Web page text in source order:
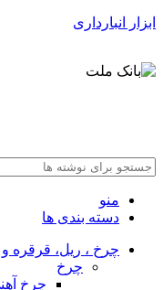
ابزار انبارداری
منو
دسته بندی ها
چرخ ، ریل، قرقره و
چرخ
چرخ